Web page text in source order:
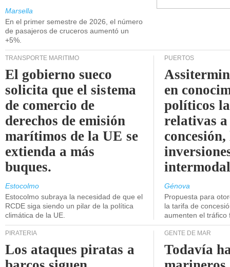
Marsella
En el primer semestre de 2026, el número
de pasajeros de cruceros aumentó un
+5%.
TRANSPORTE MARÍTIMO
El gobierno sueco
solicita que el sistema
de comercio de
derechos de emisión
marítimos de la UE se
extienda a más
buques.
Estocolmo
Estocolmo subraya la necesidad de que el
RCDE siga siendo un pilar de la política
climática de la UE.
PUERTOS
en
políticos
relativas a
concesión,
Génova
Propuesta para
la tarifa de
aumenten el tráfico
PIRATERÍA
Los ataques piratas a
GENTE DE MAR
Todavía